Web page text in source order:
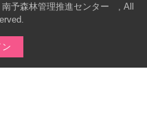
予森林管理推進センター , All
ン